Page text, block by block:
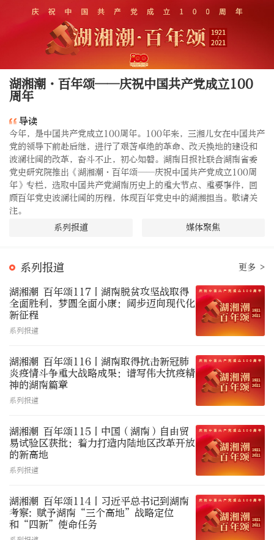
湖湘潮·百年颂——庆祝中国共产党成立100
周年
导读
今年，是中国共产党成立100周年。100年来，三湘儿女在中国共产
党的领导下前赴后继，进行了艰苦卓绝的革命、改天换地的建设和
波澜壮阔的改革，奋斗不止，初心如磐。湖南日报社联合湖南省委
党史研究院推出《湖湘潮·百年颂——庆祝中国共产党成立100周
年》专栏，选取中国共产党湖南历史上的重大节点、重要事件，回
顾百年党史波澜壮阔的历程，体现百年党史中的湖湘担当。敬请关
注。
系列报道
媒体聚焦
系列报道 更多 >
湖湘潮 百年颂117丨湖南脱贫攻坚战取得
全面胜利，梦圆全面小康：阔步迈向现代化
新征程
系列报道
湖湘潮 百年颂116丨湖南取得抗击新冠肺
炎疫情斗争重大战略成果：谱写伟大抗疫精
神的湖南篇章
系列报道
湖湘潮 百年颂115丨中国（湖南）自由贸
易试验区获批：着力打造内陆地区改革开放
的新高地
系列报道
湖湘潮 百年颂114丨习近平总书记到湖南
考察: 赋予湖南“三个高地”战略定位
和“四新”使命任务